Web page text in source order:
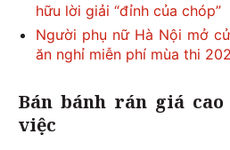
hữu lời giải “đỉnh của chóp”
Người phụ nữ Hà Nội mở
ăn nghỉ miễn phí mùa thi
Bán bánh rán giá
việc